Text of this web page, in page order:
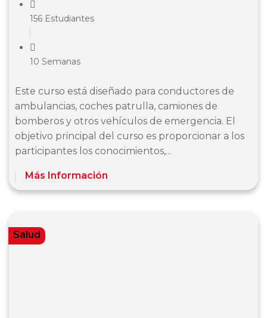
156 Estudiantes
10 Semanas
Este curso está diseñado para conductores de
ambulancias, coches patrulla, camiones de
bomberos y otros vehículos de emergencia. El
objetivo principal del curso es proporcionar a los
participantes los conocimientos,...
Más Información
Salud